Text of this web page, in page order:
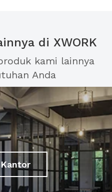
di XWORK
kami lainnya
Anda